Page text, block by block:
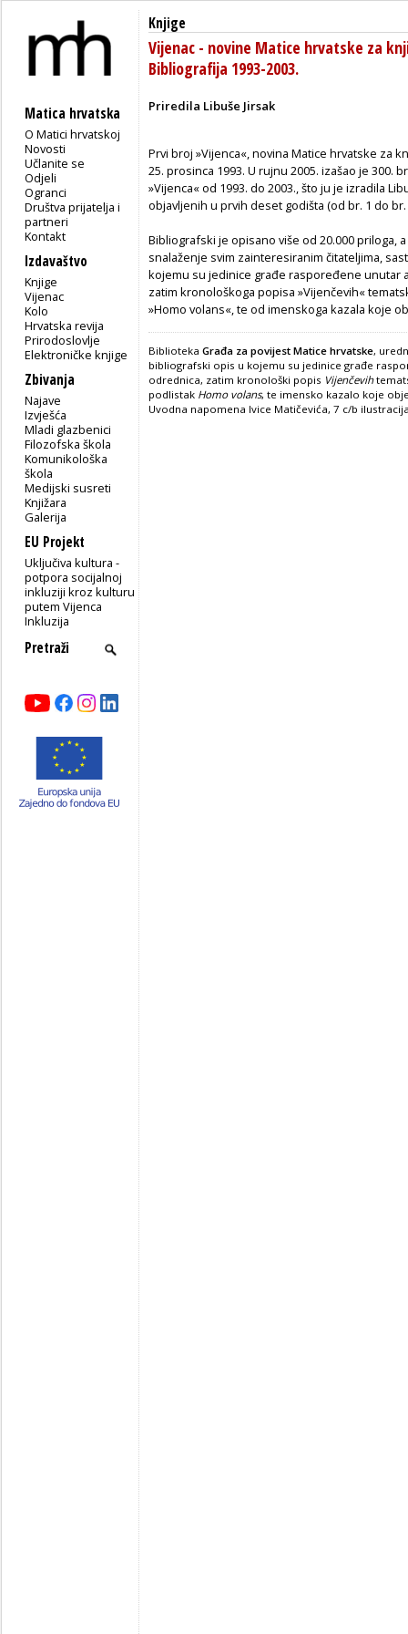
Matica hrvatska
O Matici hrvatskoj
Novosti
Učlanite se
Odjeli
Ogranci
Društva prijatelja i
partneri
Kontakt
Izdavaštvo
Knjige
Vijenac
Kolo
Hrvatska revija
Prirodoslovlje
Elektroničke knjige
Zbivanja
Najave
Izvješća
Mladi glazbenici
Filozofska škola
Komunikološka
škola
Medijski susreti
Knjižara
Galerija
EU Projekt
Uključiva kultura -
potpora socijalnoj
inkluziji kroz kulturu
putem Vijenca
Inkluzija
Knjige
Vijenac - novine Matice hrvatske za
Bibliografija 1993-2003.
Priredila Libuše Jirsak
Prvi broj »Vijenca«, novina Matice hrvatske za
25. prosinca 1993. U rujnu 2005. izašao je 300.
»Vijenca« od 1993. do 2003., što ju je izradila
objavljenih u prvih deset godišta (od br. 1 do br.
Bibliografski je opisano više od 20.000 priloga,
snalaženje svim zainteresiranim čitateljima,
kojemu su jedinice građe raspoređene unutar
zatim kronološkoga popisa »Vijenčevih«
»Homo volans«, te od imenskoga kazala koje
Biblioteka Građa za povijest Matice hrvatske,
bibliografski opis u kojemu su jedinice građe
odrednica, zatim kronološki popis Vijenčevih
podlistak Homo volans, te imensko kazalo koje
Uvodna napomena Ivice Matičevića, 7 c/b